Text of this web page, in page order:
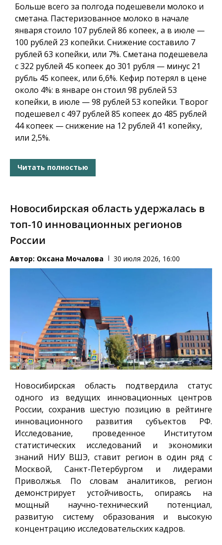
Больше всего за полгода подешевели молоко и
сметана. Пастеризованное молоко в начале
января стоило 107 рублей 86 копеек, а в июле —
100 рублей 23 копейки. Снижение составило 7
рублей 63 копейки, или 7%. Сметана подешевела
с 322 рублей 45 копеек до 301 рубля — минус 21
рубль 45 копеек, или 6,6%. Кефир потерял в цене
около 4%: в январе он стоил 98 рублей 53
копейки, в июле — 98 рублей 53 копейки. Творог
подешевел с 497 рублей 85 копеек до 485 рублей
44 копеек — снижение на 12 рублей 41 копейку,
или 2,5%.
Читать полностью
Новосибирская область удержалась в
топ-10 инновационных регионов
России
Автор: Оксана Мочалова 30 июля 2026, 16:00
Новосибирская область подтвердила статус
одного из ведущих инновационных центров
России, сохранив шестую позицию в рейтинге
инновационного развития субъектов РФ.
Исследование, проведенное Институтом
статистических исследований и экономики
знаний НИУ ВШЭ, ставит регион в один ряд с
Москвой, Санкт-Петербургом и лидерами
Приволжья. По словам аналитиков, регион
демонстрирует устойчивость, опираясь на
мощный научно-технический потенциал,
развитую систему образования и высокую
концентрацию исследовательских кадров.